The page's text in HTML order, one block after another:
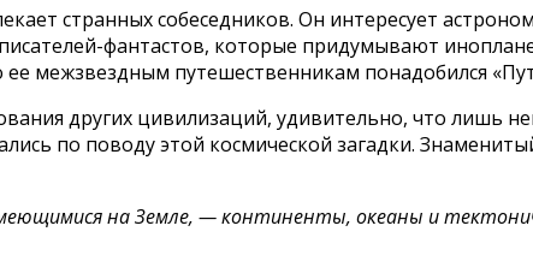
странных собеседников. Он интересует
фантастов, которые придумывают
ее межзвездным путешественникам понадобился
других цивилизаций, удивительно, что лишь
по поводу этой космической загадки.
на Земле, — континенты, океаны и